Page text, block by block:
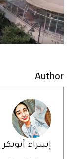
Author
إسراء أبوبكر